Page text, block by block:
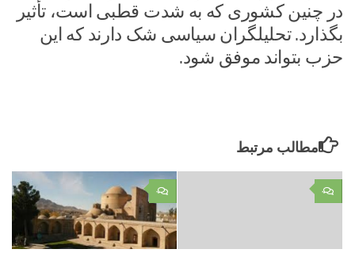
در چنین کشوری که به شدت قطبی است، تأثیر
بگذارد. تحلیلگران سیاسی شک دارند که این
حزب بتواند موفق شود.
مطالب مرتبط
۰ ۰